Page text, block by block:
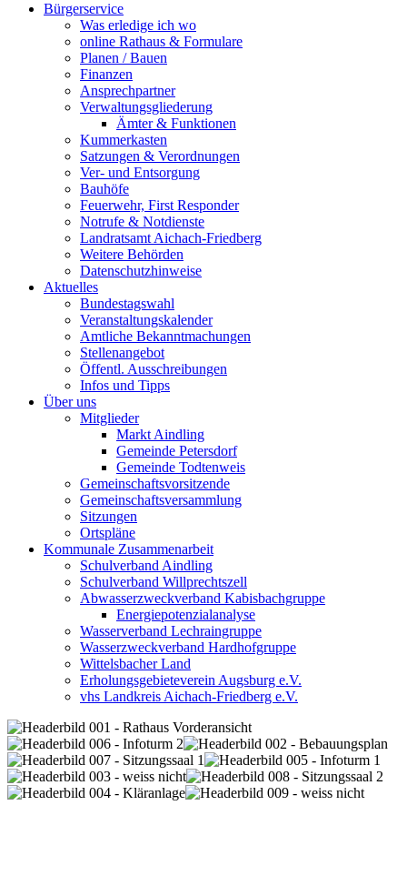
Bürgerservice
Was erledige ich wo
online Rathaus & Formulare
Planen / Bauen
Finanzen
Ansprechpartner
Verwaltungsgliederung
Ämter & Funktionen
Kummerkasten
Satzungen & Verordnungen
Ver- und Entsorgung
Bauhöfe
Feuerwehr, First Responder
Notrufe & Notdienste
Landratsamt Aichach-Friedberg
Weitere Behörden
Datenschutzhinweise
Aktuelles
Bundestagswahl
Veranstaltungskalender
Amtliche Bekanntmachungen
Stellenangebot
Öffentl. Ausschreibungen
Infos und Tipps
Über uns
Mitglieder
Markt Aindling
Gemeinde Petersdorf
Gemeinde Todtenweis
Gemeinschaftsvorsitzende
Gemeinschaftsversammlung
Sitzungen
Ortspläne
Kommunale Zusammenarbeit
Schulverband Aindling
Schulverband Willprechtszell
Abwasserzweckverband Kabisbachgruppe
Energiepotenzialanalyse
Wasserverband Lechraingruppe
Wasserzweckverband Hardhofgruppe
Wittelsbacher Land
Erholungsgebieteverein Augsburg e.V.
vhs Landkreis Aichach-Friedberg e.V.